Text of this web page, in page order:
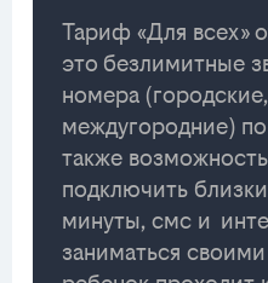
Тариф «Для всех»
это безлимитные
номера
междугородние)
также
подключить
минуты, смс и
заниматься